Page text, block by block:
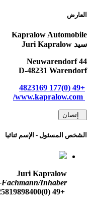
العارض
Kapralow Automobile
سيد Juri Kapralow
Neuwarendorf 44
D-48231 Warendorf
+49 (0)177 4823169
إتصان
الشخص المسئول - الإسم ثنائيا
Juri Kapralow
Inhaber
+49 (0)25819898400